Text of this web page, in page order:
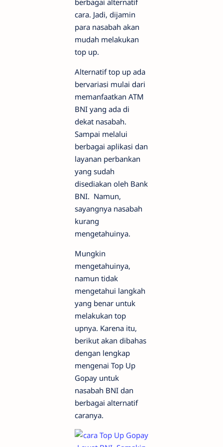
berbagai alternatif
cara. Jadi, dijamin
para nasabah akan
mudah melakukan
top up.
Alternatif top up ada
bervariasi mulai dari
memanfaatkan ATM
BNI yang ada di
dekat nasabah.
Sampai melalui
berbagai aplikasi dan
layanan perbankan
yang sudah
disediakan oleh Bank
BNI. Namun,
sayangnya nasabah
kurang
mengetahuinya.
Mungkin
mengetahuinya,
namun tidak
mengetahui langkah
yang benar untuk
melakukan top
upnya. Karena itu,
berikut akan dibahas
dengan lengkap
mengenai Top Up
Gopay untuk
nasabah BNI dan
berbagai alternatif
caranya.